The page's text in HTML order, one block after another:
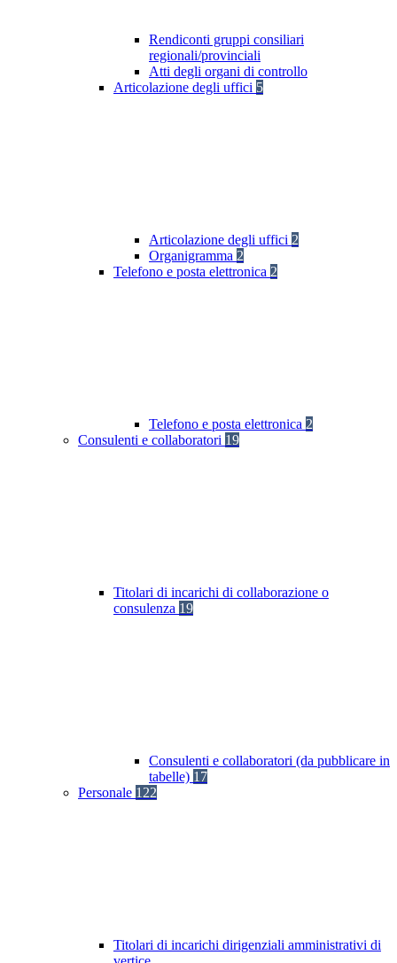
Rendiconti gruppi consiliari
regionali/provinciali
Atti degli organi di controllo
Articolazione degli uffici 5
Articolazione degli uffici 2
Organigramma 2
Telefono e posta elettronica 2
Telefono e posta elettronica 2
Consulenti e collaboratori 19
Titolari di incarichi di collaborazione o
consulenza 19
Consulenti e collaboratori (da pubblicare in
tabelle) 17
Personale 122
Titolari di incarichi dirigenziali amministrativi di